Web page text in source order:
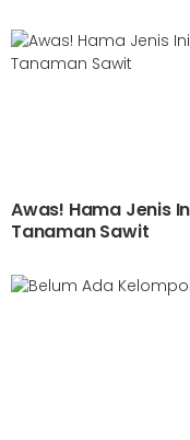
Awas! Hama Jenis
Tanaman Sawit